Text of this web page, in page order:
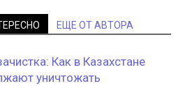
ЕЩЕ ОТ АВТОРА
Как в Казахстане
уничтожать